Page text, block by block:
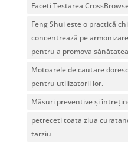
Faceti Testarea
Feng Shui este o practică
concentrează pe
pentru a promova sănătatea
Motoarele de cautare
pentru utilizatorii lor.
Măsuri preventive și
petreceti toata ziua
tarziu